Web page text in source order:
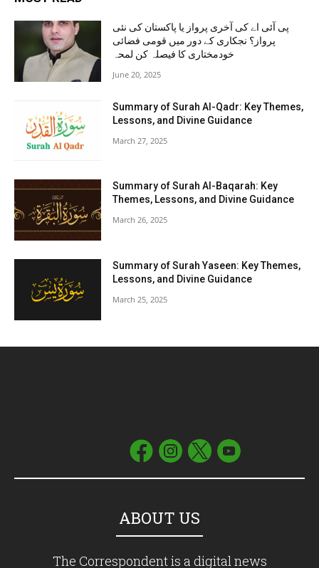
پی آئی اے کی آخری پرواز یا پاکستان کی نئی
پرواز؟ نجکاری کے دور میں قومی فضائی
خودمختاری کا فیصلہ کن لمحہ
June 20, 2025
Summary of Surah Al-Qadr: Key Themes,
Lessons, and Divine Guidance
March 27, 2025
Summary of Surah Al-Baqarah: Key
Themes, Lessons, and Divine Guidance
March 26, 2025
Summary of Surah Yaseen: Key Themes,
Lessons, and Divine Guidance
March 25, 2025
ABOUT US
The Correspondent is a digital news